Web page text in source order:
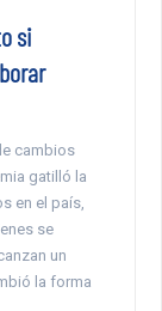
si
cambios
gatilló la
en el país,
se
un
la forma